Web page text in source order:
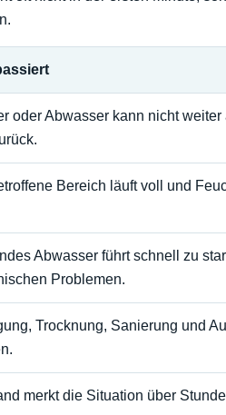
oder Abwasser kann nicht
Bereich läuft voll und
Abwasser führt schnell zu
Problemen.
Trocknung, Sanierung und
merkt die Situation über